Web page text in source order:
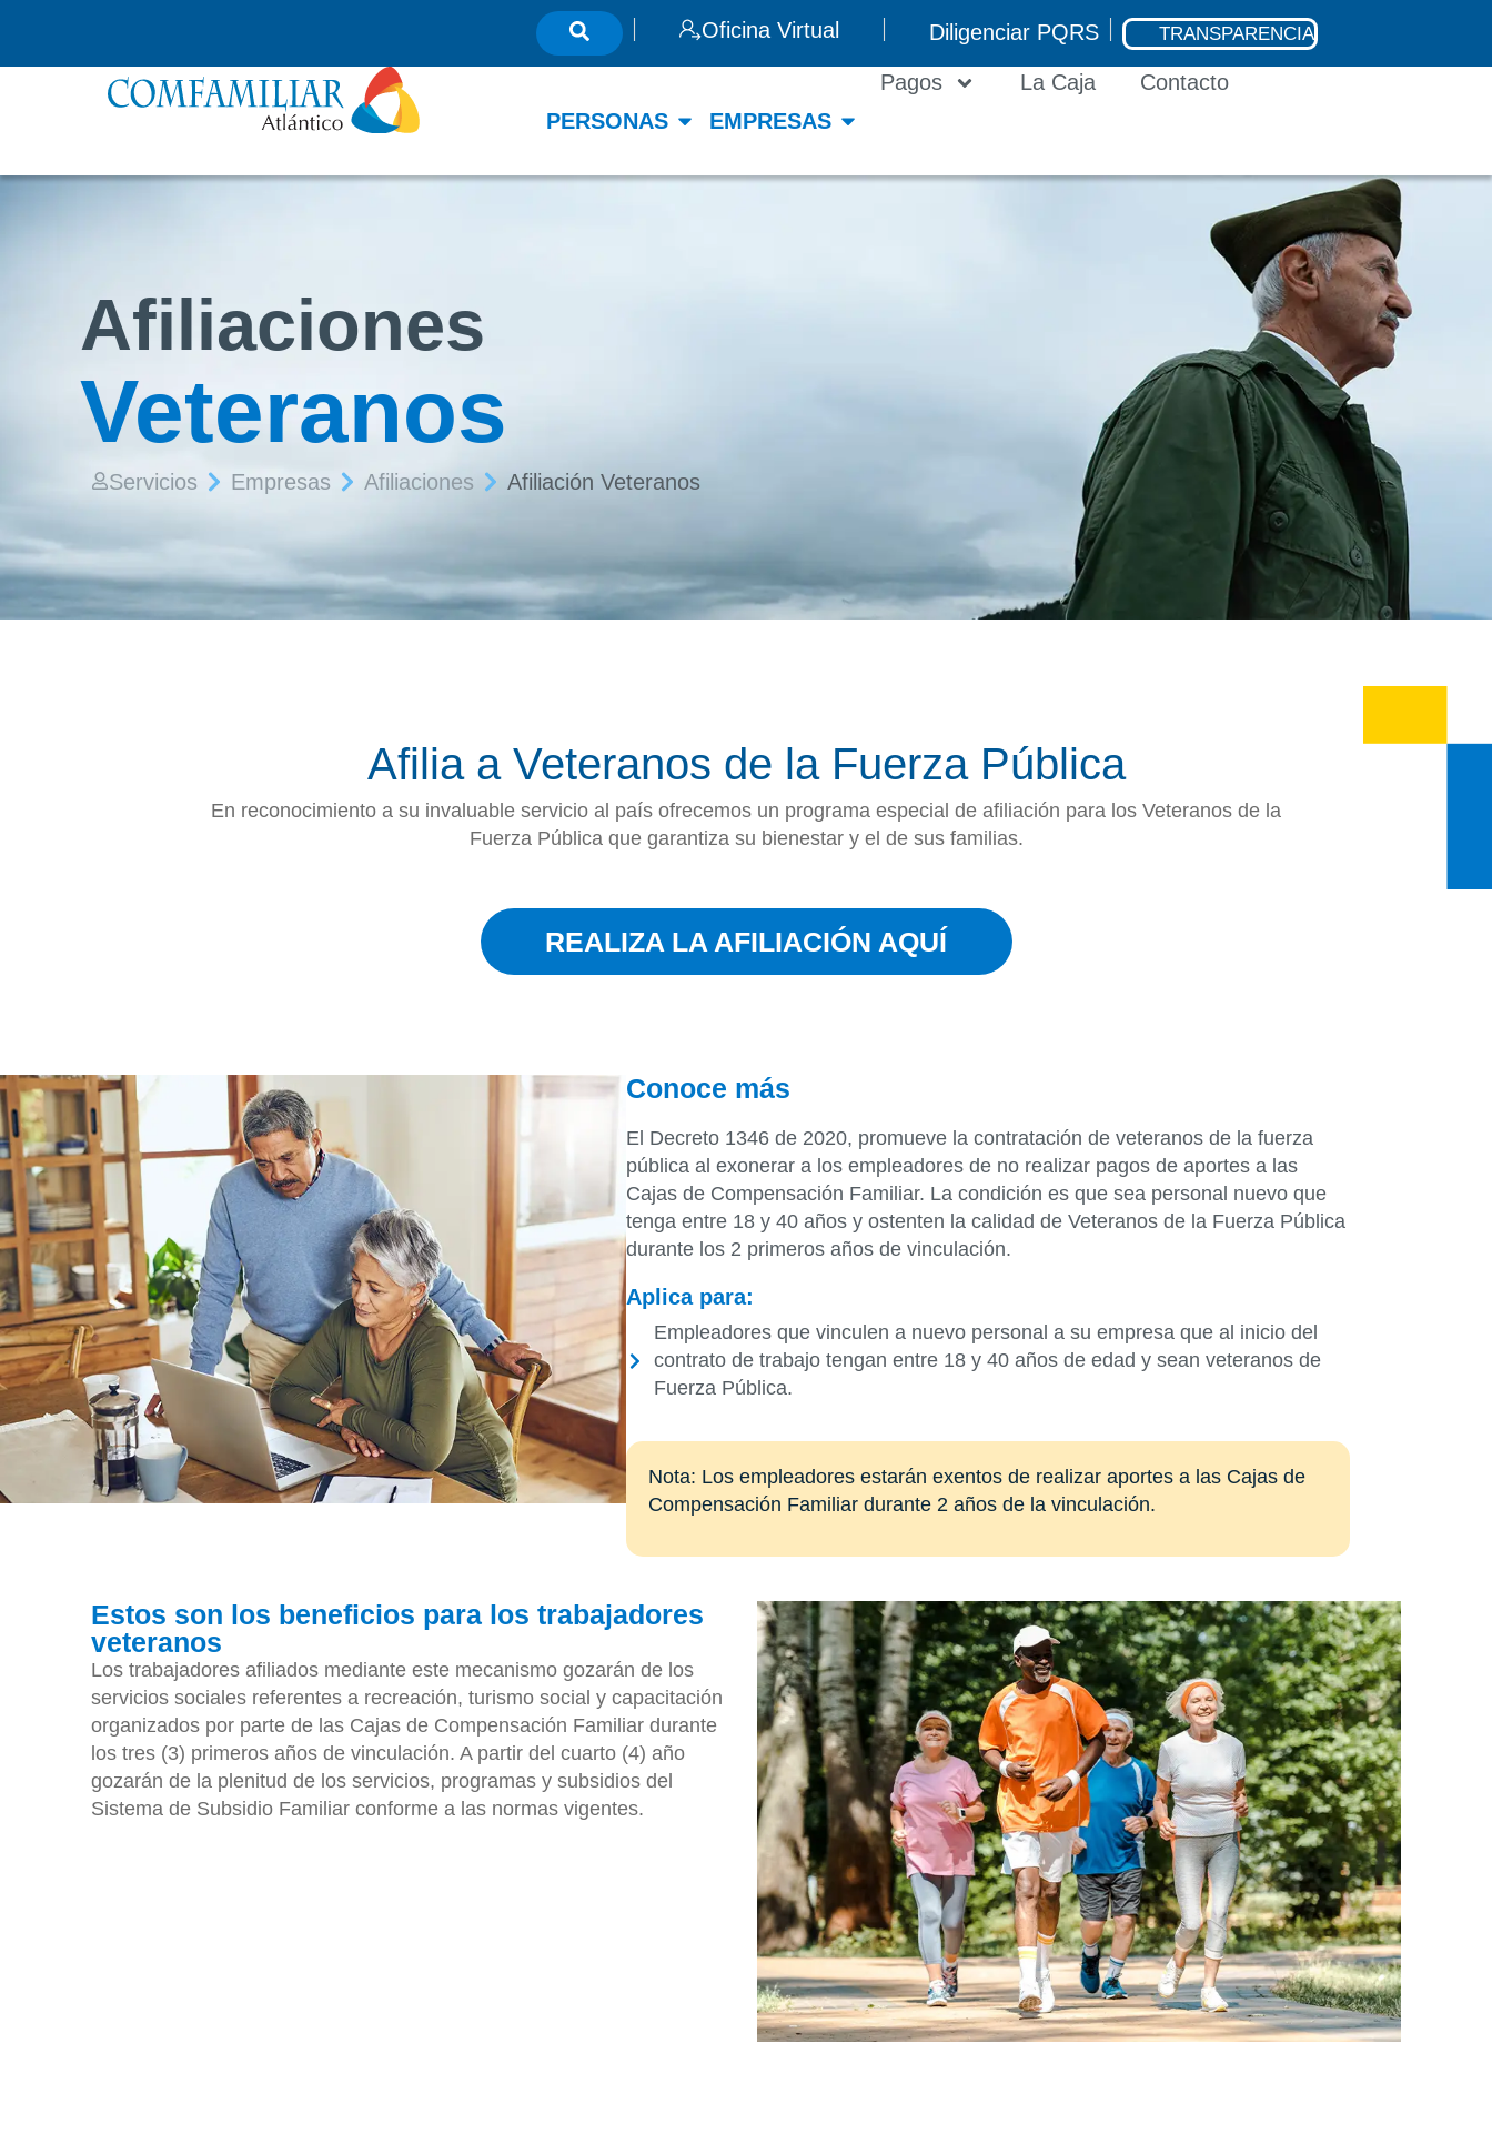
Oficina Virtual Diligenciar PQRS TRANSPARENCIA
PERSONAS EMPRESAS
Pagos La Caja Contacto
Afiliaciones
Veteranos
Servicios Empresas Afiliaciones Afiliación Veteranos
Afilia a Veteranos de la Fuerza Pública
En reconocimiento a su invaluable servicio al país ofrecemos un programa especial de afiliación para los Veteranos de la
Fuerza Pública que garantiza su bienestar y el de sus familias.
REALIZA LA AFILIACIÓN AQUÍ
Conoce más
El Decreto 1346 de 2020, promueve la contratación de veteranos de la fuerza
pública al exonerar a los empleadores de no realizar pagos de aportes a las
Cajas de Compensación Familiar. La condición es que sea personal nuevo que
tenga entre 18 y 40 años y ostenten la calidad de Veteranos de la Fuerza Pública
durante los 2 primeros años de vinculación.
Aplica para:
Empleadores que vinculen a nuevo personal a su empresa que al inicio del
contrato de trabajo tengan entre 18 y 40 años de edad y sean veteranos de
Fuerza Pública.
Nota: Los empleadores estarán exentos de realizar aportes a las Cajas de
Compensación Familiar durante 2 años de la vinculación.
Estos son los beneficios para los trabajadores
veteranos
Los trabajadores afiliados mediante este mecanismo gozarán de los
servicios sociales referentes a recreación, turismo social y capacitación
organizados por parte de las Cajas de Compensación Familiar durante
los tres (3) primeros años de vinculación. A partir del cuarto (4) año
gozarán de la plenitud de los servicios, programas y subsidios del
Sistema de Subsidio Familiar conforme a las normas vigentes.